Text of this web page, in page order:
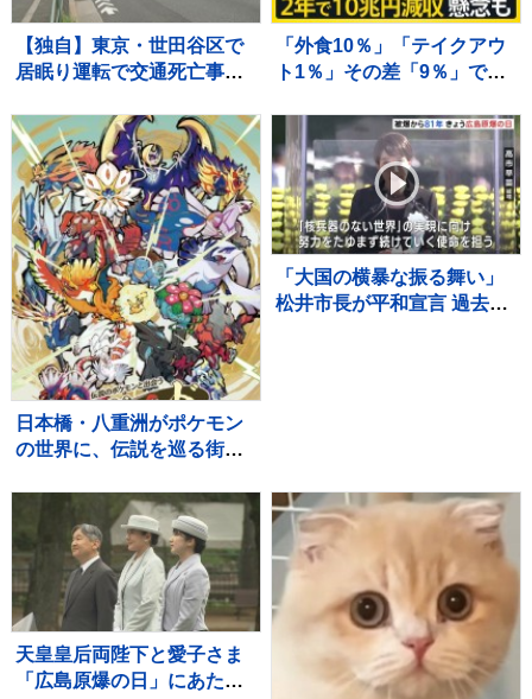
【独自】東京・世田谷区で
居眠り運転で交通死亡事故
（34）を書類送検 当時男
性は睡眠時無呼吸症候群 危
険運転致死疑いでも捜査
「外食10％」「テイクアウ
ト1％」その差「9％」であ
の消費税「2年間1％」の基
本方針を政府が閣議決定
【news23】
日本橋・八重洲がポケモン
の世界に、伝説を巡る街歩
「大国の横暴な振る舞い」
松井市長が平和宣言 過去最
天皇皇后両陛下と愛子さま
「広島原爆の日」にあたり